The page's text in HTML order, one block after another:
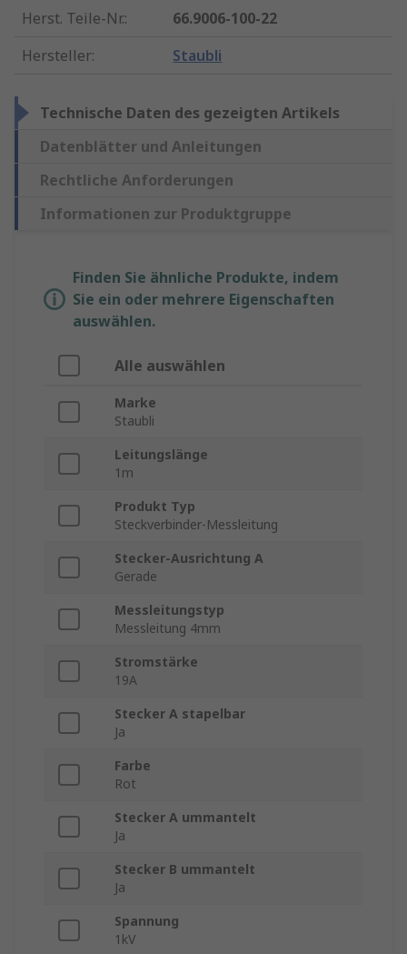
Herst. Teile-Nr.:
66.9006-100-22
Hersteller: Staubli
Technische Daten des gezeigten Artikels
Datenblätter und Anleitungen
Rechtliche Anforderungen
Informationen zur Produktgruppe
Finden Sie ähnliche Produkte, indem
Sie ein oder mehrere Eigenschaften
auswählen.
Alle auswählen
Marke
Staubli
Leitungslänge
1m
Produkt Typ
Steckverbinder-Messleitung
Stecker-Ausrichtung A
Gerade
Messleitungstyp
Messleitung 4mm
Stromstärke
19A
Stecker A stapelbar
Ja
Farbe
Rot
Stecker A ummantelt
Ja
Stecker B ummantelt
Ja
Spannung
1kV